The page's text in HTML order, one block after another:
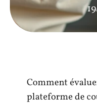
Comment
plateforme de